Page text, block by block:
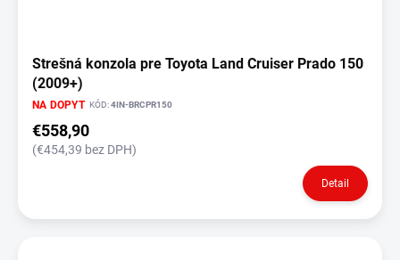
Strešná konzola pre Toyota Land Cruiser Prado 150
(2009+)
NA DOPYT KÓD:4IN-BRCPR150
€558,90
(€454,39 bez DPH)
Detail